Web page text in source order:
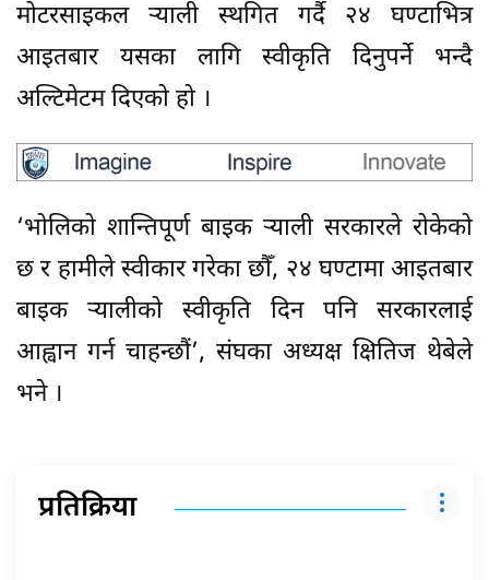
मोटरसाइकल र्‍याली स्थगित गर्दै २४ घण्टाभित्र
आइतबार यसका लागि स्वीकृति दिनुपर्ने भन्दै
अल्टिमेटम दिएको हो ।
‘भोलिको शान्तिपूर्ण बाइक र्‍याली सरकारले रोकेको
छ र हामीले स्वीकार गरेका छौँ, २४ घण्टामा आइतबार
बाइक र्‍यालीको स्वीकृति दिन पनि सरकारलाई
आह्वान गर्न चाहन्छौं’, संघका अध्यक्ष क्षितिज थेबेले
भने ।
प्रतिक्रिया